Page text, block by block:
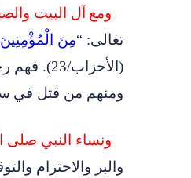
ومع آل البيت
تعالى: “مِنَ
(الأحزاب/23). فهم رجال بما تحمل كلمة
ومنهم من قتل في
ونساء النبي صلى
والبر والاحترام